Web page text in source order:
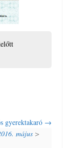
gyerektakaró
május >